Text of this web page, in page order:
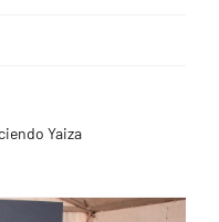
Yaiza